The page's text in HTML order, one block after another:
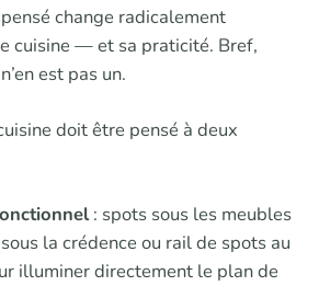
change radicalement
cuisine — et sa praticité. Bref,
est pas un.
doit être pensé à deux
: spots sous les meubles
la crédence ou rail de spots au
illuminer directement le plan de